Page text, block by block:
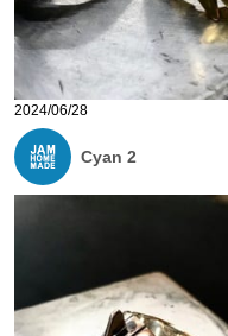
2024/06/28
Cyan 2